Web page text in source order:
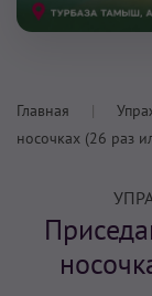
Главная
носочках (26 раз